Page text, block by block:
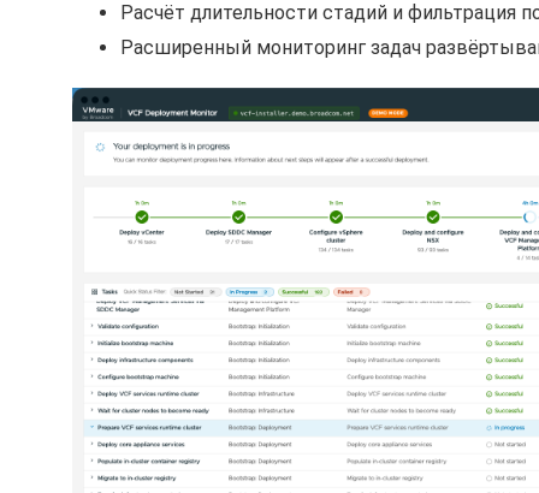
Расчёт длительности стадий и фильтрация
Расширенный мониторинг задач